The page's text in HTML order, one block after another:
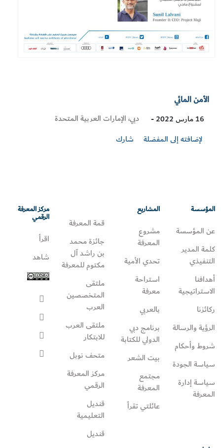
الأمن المائي
16 مارس 2022 -
Visit
دبي، الإمارات العربية المتحدة
لإضافته إلى المفضلة
شارك
المؤسسة
عن المؤسسة
كلمة المدير
التنفيذي
أهدافنا
الاستراتيجية
ركائزنا
الرؤية والرسالة
شروط وأحكام
سياسة الجودة
سياسة إدارة
المعرفة
المشاريع
مشروع
المعرفة
تحدي الأمية
استراحة
معرفة
بالعربي
برنامج دبي
الدولي للكتابة
بيت الشعر
مجتمع
المعرفة
عائلتي تقرأ‎
قمة المعرفة
جائزة محمد
بن راشد آل
مكتوم للمعرفة
ملتقى
المتخصصين
العرب
ملتقى العرب
للابتكار
متحف نوبل
مركز المعرفة
الرقمي
قنديل
التعليمية
قنديل
مركز المعرفة
الرقمي
اقرأ
شاهد